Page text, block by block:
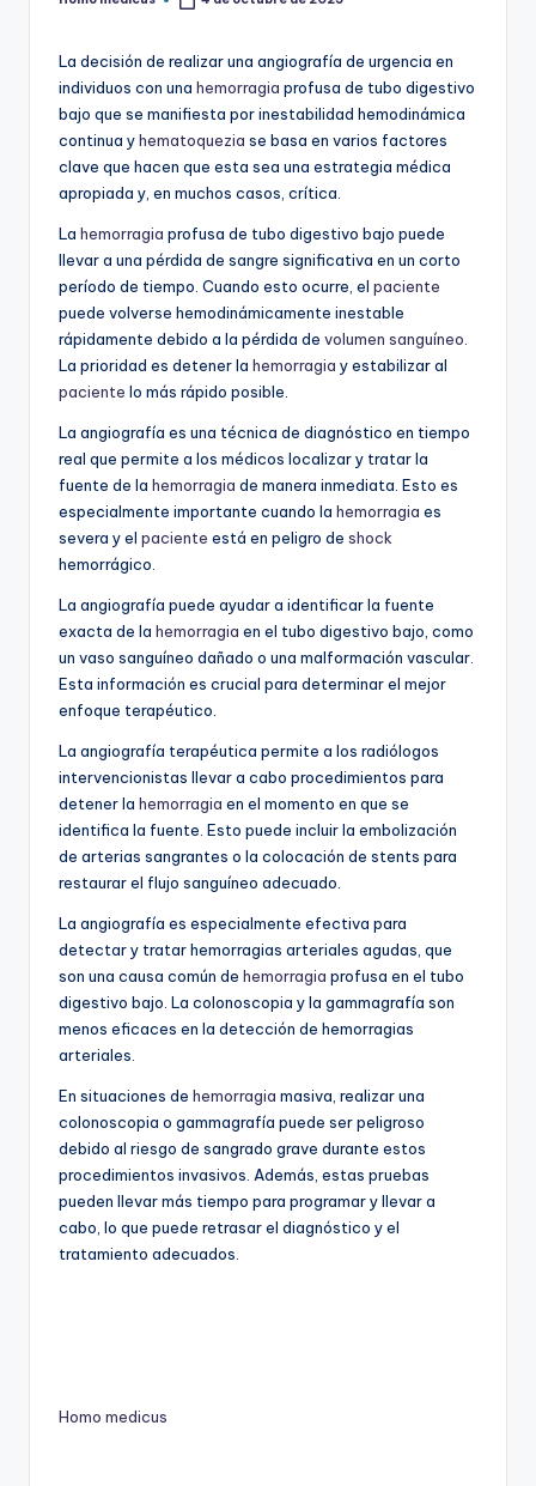
Publicado
La decisión de realizar una angiografía de urgencia en
individuos con una hemorragia profusa de tubo digestivo
bajo que se manifiesta por inestabilidad hemodinámica
continua yhematoquezia se basa en varios factores
clave que hacen que esta sea una estrategia médica
apropiada y, en muchos casos, crítica.
La hemorragia profusa de tubo digestivo bajo puede
llevar a una pérdida de sangre significativa en un corto
período de tiempo. Cuando esto ocurre, el paciente
puede volverse hemodinámicamente inestable
rápidamente debido a la pérdida de volumen sanguíneo
La prioridad es detener la hemorragia y estabilizar al
paciente lo más rápido posible.
La angiografía es una técnica de diagnóstico en tiempo
real que permite a los médicos localizar y tratar la
fuente de la hemorragia de manera inmediata. Esto es
especialmente importante cuando la hemorragia es
severa y el paciente está en peligro de shock
hemorrágico.
La angiografía puede ayudar a identificar la fuente
exacta de la hemorragia en el tubo digestivo bajo, como
un vaso sanguíneo dañado o una malformación vascular.
Esta información es crucial para determinar el mejor
enfoque terapéutico.
La angiografía terapéutica permite a los radiólogos
intervencionistas llevar a cabo procedimientos para
detener la hemorragia en el momento en que se
identifica la fuente. Esto puede incluir la embolización
de arterias sangrantes o la colocación de stents para
restaurar el flujo sanguíneo adecuado.
La angiografía es especialmente efectiva para
detectar y tratar hemorragias arteriales agudas, que
son una causa común de hemorragia profusa en el tubo
digestivo bajo. La colonoscopia y la gammagrafía son
menos eficaces en la detección de hemorragias
arteriales.
En situaciones de hemorragia masiva, realizar una
colonoscopia o gammagrafía puede ser peligroso
debido al riesgo de sangrado grave durante estos
procedimientos invasivos. Además, estas pruebas
pueden llevar más tiempo para programar y llevar a
cabo, lo que puede retrasar el diagnóstico y el
tratamiento adecuados.
Homo medicus